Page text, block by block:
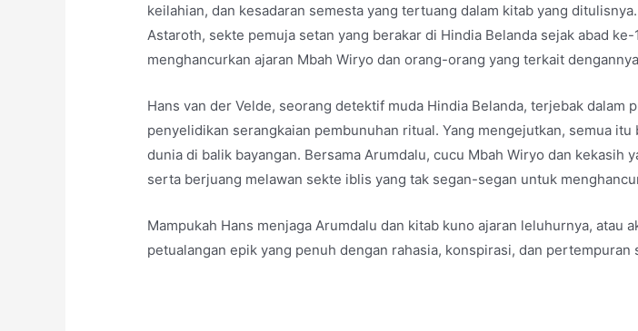
keilahian, dan kesadaran semesta yang tertuang dalam kitab yang
Astaroth, sekte pemuja setan yang berakar di Hindia Belanda sejak abad
menghancurkan ajaran Mbah Wiryo dan orang-orang yang terkait
Hans van der Velde, seorang detektif muda Hindia Belanda, terjebak
penyelidikan serangkaian pembunuhan ritual. Yang mengejutkan, semua
dunia di balik bayangan. Bersama Arumdalu, cucu Mbah Wiryo dan
serta berjuang melawan sekte iblis yang tak segan-segan untuk
Mampukah Hans menjaga Arumdalu dan kitab kuno ajaran leluhurnya, atau
petualangan epik yang penuh dengan rahasia, konspirasi, dan pertempuran